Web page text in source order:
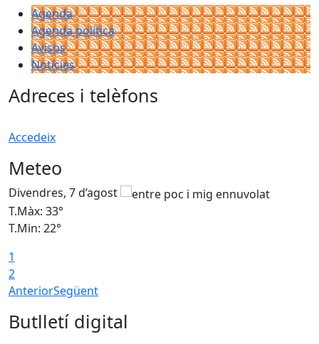
Agenda
Agenda política
Avisos
Notícies
Adreces i telèfons
Accedeix
Meteo
Divendres, 7 d’agost
T.Màx: 33°
T.Min: 22°
1
2
AnteriorSegüent
Butlletí digital